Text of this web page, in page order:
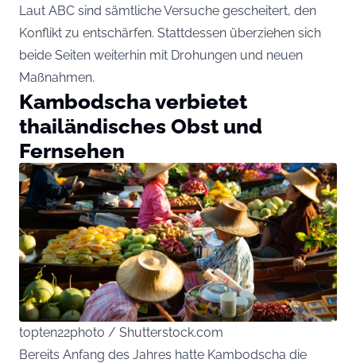
Laut ABC sind sämtliche Versuche gescheitert, den
Konflikt zu entschärfen. Stattdessen überziehen sich
beide Seiten weiterhin mit Drohungen und neuen
Maßnahmen.
Kambodscha verbietet
thailändisches Obst und
Fernsehen
topten22photo / Shutterstock.com
Bereits Anfang des Jahres hatte Kambodscha die